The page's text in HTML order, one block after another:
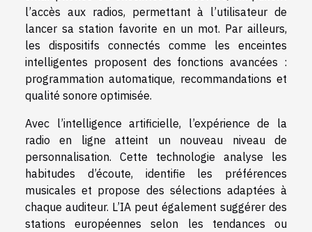
l’accès aux radios, permettant à l’utilisateur de
lancer sa station favorite en un mot. Par ailleurs,
les dispositifs connectés comme les enceintes
intelligentes proposent des fonctions avancées :
programmation automatique, recommandations et
qualité sonore optimisée.
Avec l’intelligence artificielle, l’expérience de la
radio en ligne atteint un nouveau niveau de
personnalisation. Cette technologie analyse les
habitudes d’écoute, identifie les préférences
musicales et propose des sélections adaptées à
chaque auditeur. L’IA peut également suggérer des
stations européennes selon les tendances ou